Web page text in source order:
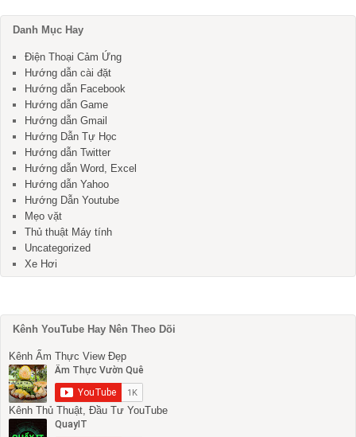
Danh Mục Hay
Điện Thoại Cảm Ứng
Hướng dẫn cài đặt
Hướng dẫn Facebook
Hướng dẫn Game
Hướng dẫn Gmail
Hướng Dẫn Tự Học
Hướng dẫn Twitter
Hướng dẫn Word, Excel
Hướng dẫn Yahoo
Hướng Dẫn Youtube
Mẹo vặt
Thủ thuật Máy tính
Uncategorized
Xe Hơi
Kênh YouTube Hay Nên Theo Dõi
Kênh Ẩm Thực View Đẹp
Kênh Thủ Thuật, Đầu Tư YouTube